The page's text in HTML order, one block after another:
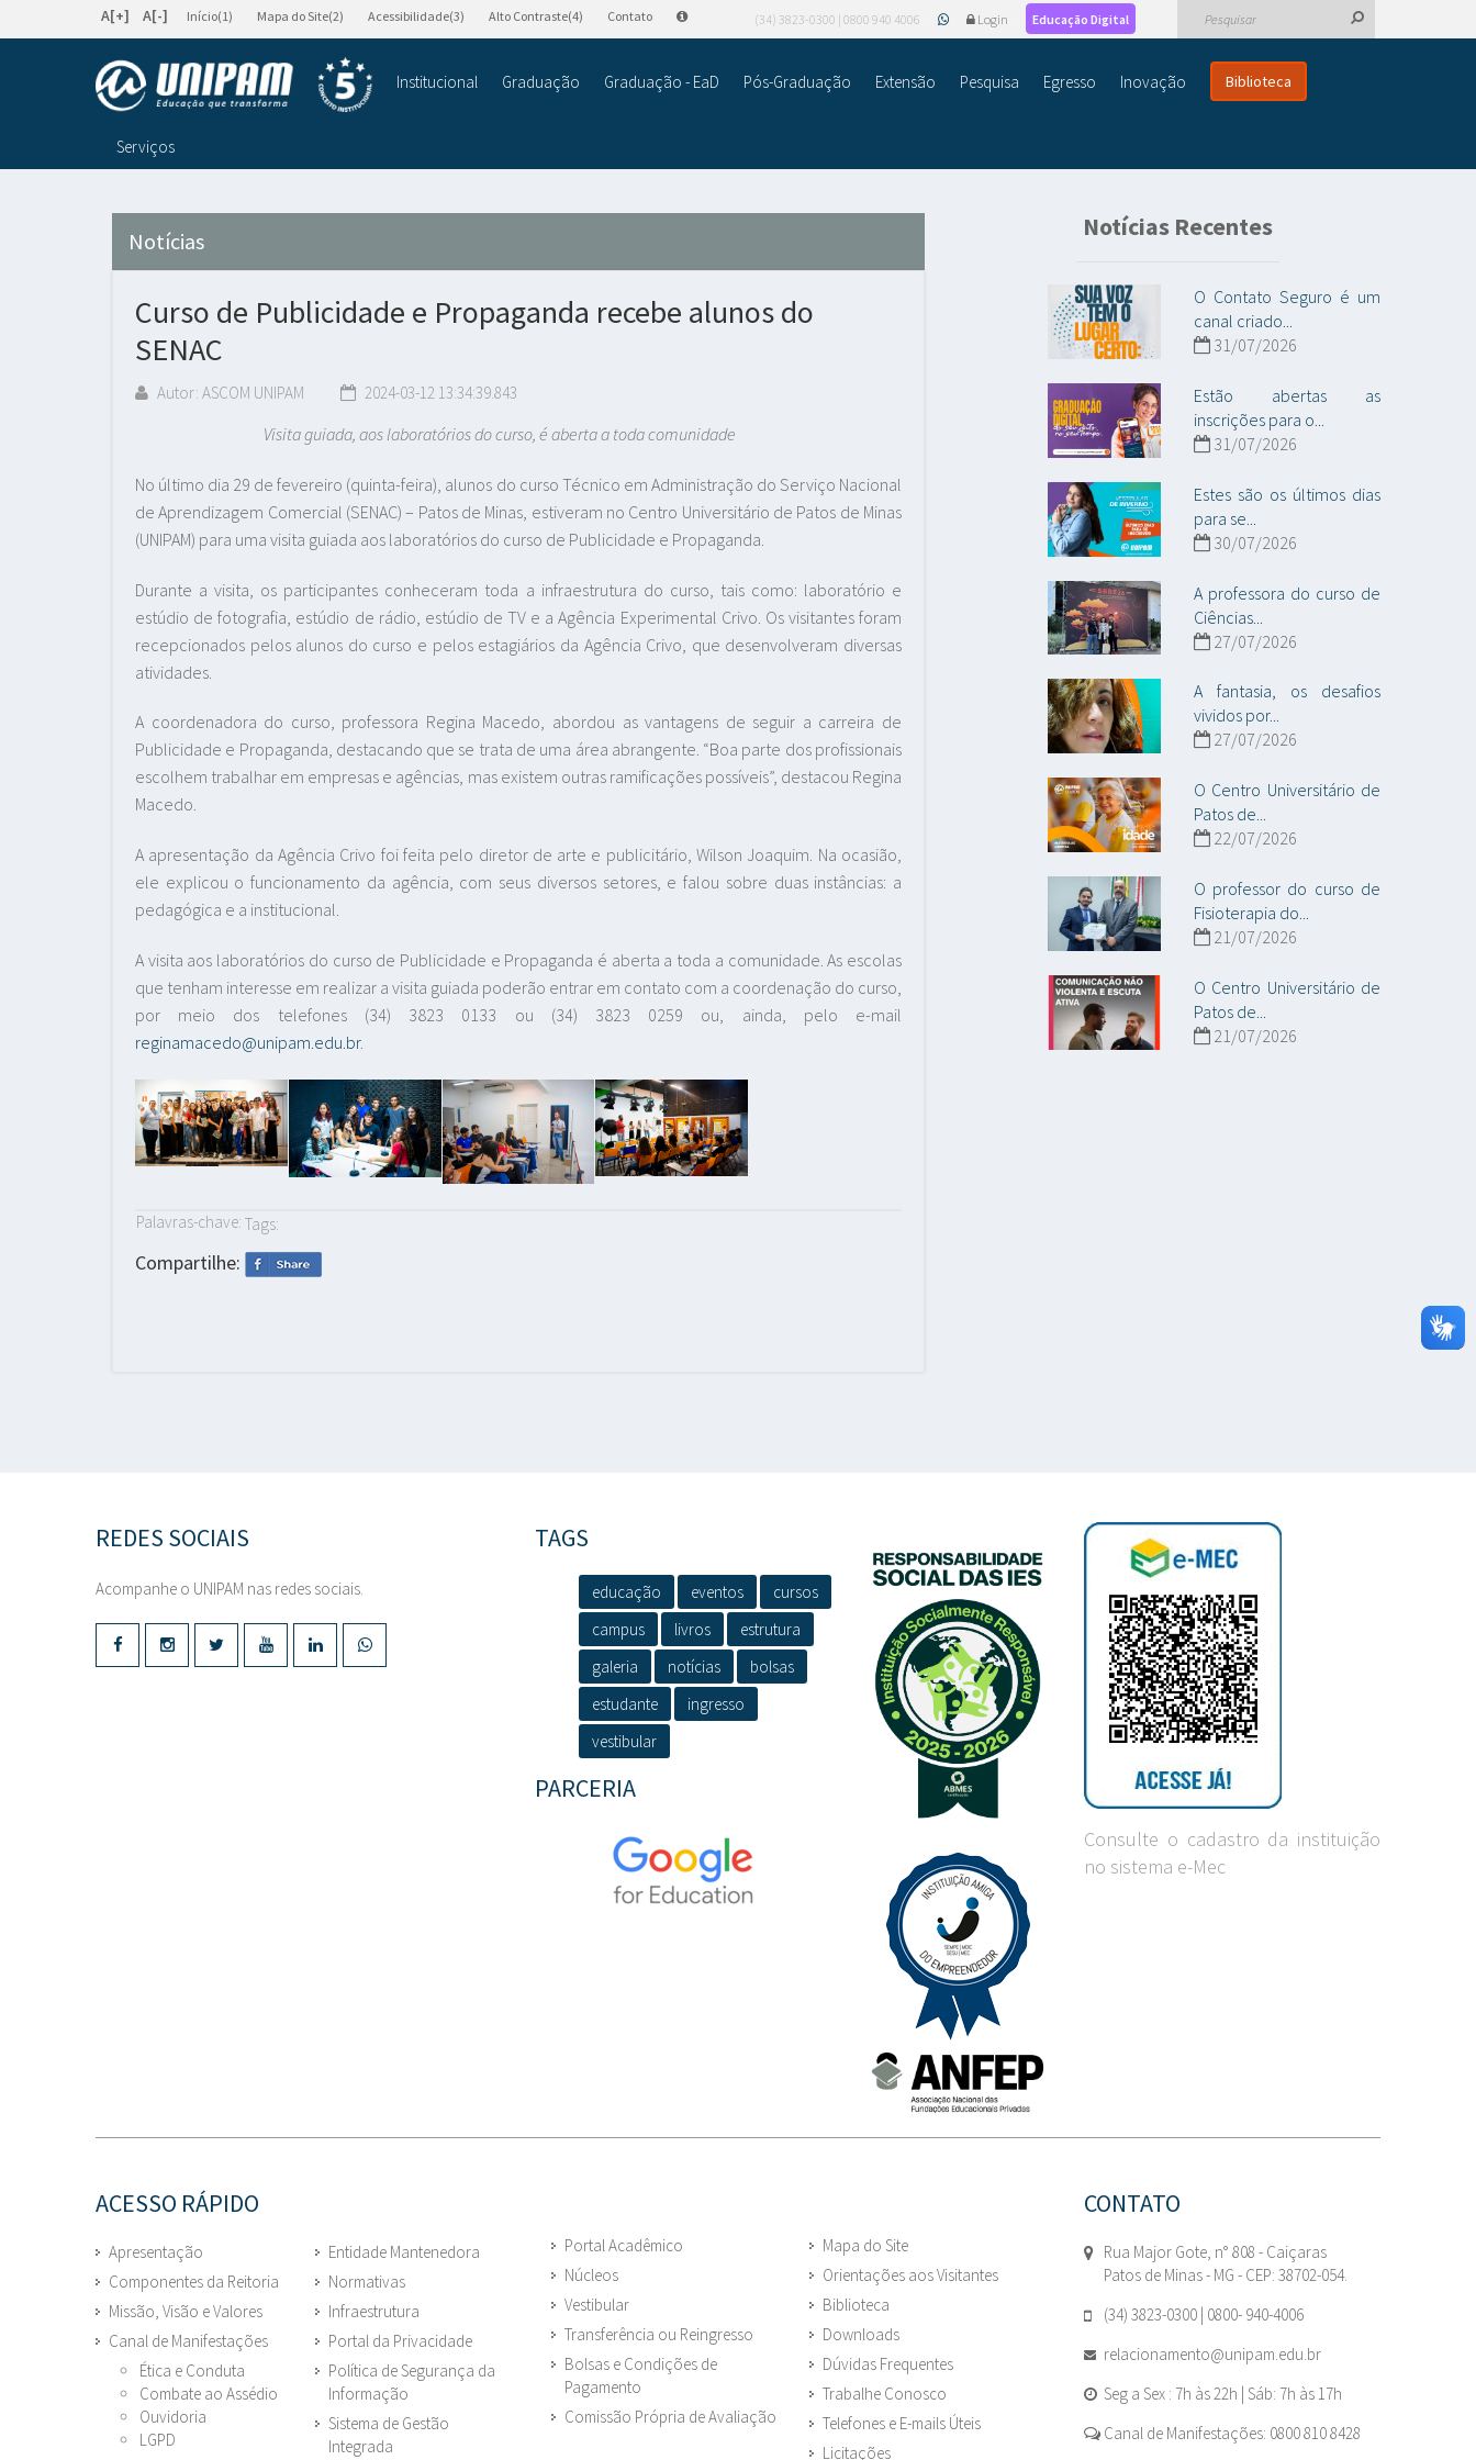
A[+] A[-] Início(1) Mapa do Site(2) Acessibilidade(3) Alto Contraste(4) Contato (34) 3823-0300 | 0800 940 4006 Login Educação Digital
Institucional Graduação Graduação - EaD Pós-Graduação Extensão Pesquisa Egresso Inovação Biblioteca
Serviços
Notícias
Curso de Publicidade e Propaganda recebe alunos do
SENAC
Autor: ASCOM UNIPAM 2024-03-12 13:34:39.843
Visita guiada, aos laboratórios do curso, é aberta a toda comunidade
No último dia 29 de fevereiro (quinta-feira), alunos do curso Técnico em Administração do Serviço Nacional
de Aprendizagem Comercial (SENAC) – Patos de Minas, estiveram no Centro Universitário de Patos de Minas
(UNIPAM) para uma visita guiada aos laboratórios do curso de Publicidade e Propaganda.
Durante a visita, os participantes conheceram toda a infraestrutura do curso, tais como: laboratório e
estúdio de fotografia, estúdio de rádio, estúdio de TV e a Agência Experimental Crivo. Os visitantes foram
recepcionados pelos alunos do curso e pelos estagiários da Agência Crivo, que desenvolveram diversas
atividades.
A coordenadora do curso, professora Regina Macedo, abordou as vantagens de seguir a carreira de
Publicidade e Propaganda, destacando que se trata de uma área abrangente. “Boa parte dos profissionais
escolhem trabalhar em empresas e agências, mas existem outras ramificações possíveis”, destacou Regina
Macedo.
A apresentação da Agência Crivo foi feita pelo diretor de arte e publicitário, Wilson Joaquim. Na ocasião,
ele explicou o funcionamento da agência, com seus diversos setores, e falou sobre duas instâncias: a
pedagógica e a institucional.
A visita aos laboratórios do curso de Publicidade e Propaganda é aberta a toda a comunidade. As escolas
que tenham interesse em realizar a visita guiada poderão entrar em contato com a coordenação do curso,
por meio dos telefones (34) 3823 0133 ou (34) 3823 0259 ou, ainda, pelo e-mail
reginamacedo@unipam.edu.br.
Palavras-chave: Tags:
Compartilhe:
Notícias Recentes
O Contato Seguro é um
canal criado...
31/07/2026
Estão abertas as
inscrições para o...
31/07/2026
Estes são os últimos dias
para se...
30/07/2026
A professora do curso de
Ciências...
27/07/2026
A fantasia, os desafios
vividos por...
27/07/2026
O Centro Universitário de
Patos de...
22/07/2026
O professor do curso de
Fisioterapia do...
21/07/2026
O Centro Universitário de
Patos de...
21/07/2026
REDES SOCIAIS
Acompanhe o UNIPAM nas redes sociais.
TAGS
educação eventos
cursos
campus
livros
estrutura
galeria
notícias
bolsas
estudante
ingresso
vestibular
PARCERIA
Consulte o cadastro da instituição
no sistema e-Mec
ACESSO RÁPIDO
Apresentação
Componentes da Reitoria
Missão, Visão e Valores
Canal de Manifestações
Ética e Conduta
Combate ao Assédio
Ouvidoria
LGPD
Entidade Mantenedora
Normativas
Infraestrutura
Portal da Privacidade
Política de Segurança da
Informação
Sistema de Gestão
Integrada
Portal Acadêmico
Núcleos
Vestibular
Transferência ou Reingresso
Bolsas e Condições de
Pagamento
Comissão Própria de Avaliação
Mapa do Site
Orientações aos Visitantes
Biblioteca
Downloads
Dúvidas Frequentes
Trabalhe Conosco
Telefones e E-mails Úteis
Licitações
CONTATO
Rua Major Gote, n° 808 - Caiçaras
Patos de Minas - MG - CEP: 38702-054.
(34) 3823-0300 | 0800- 940-4006
relacionamento@unipam.edu.br
Seg a Sex : 7h às 22h | Sáb: 7h às 17h
Canal de Manifestações: 0800 810 8428